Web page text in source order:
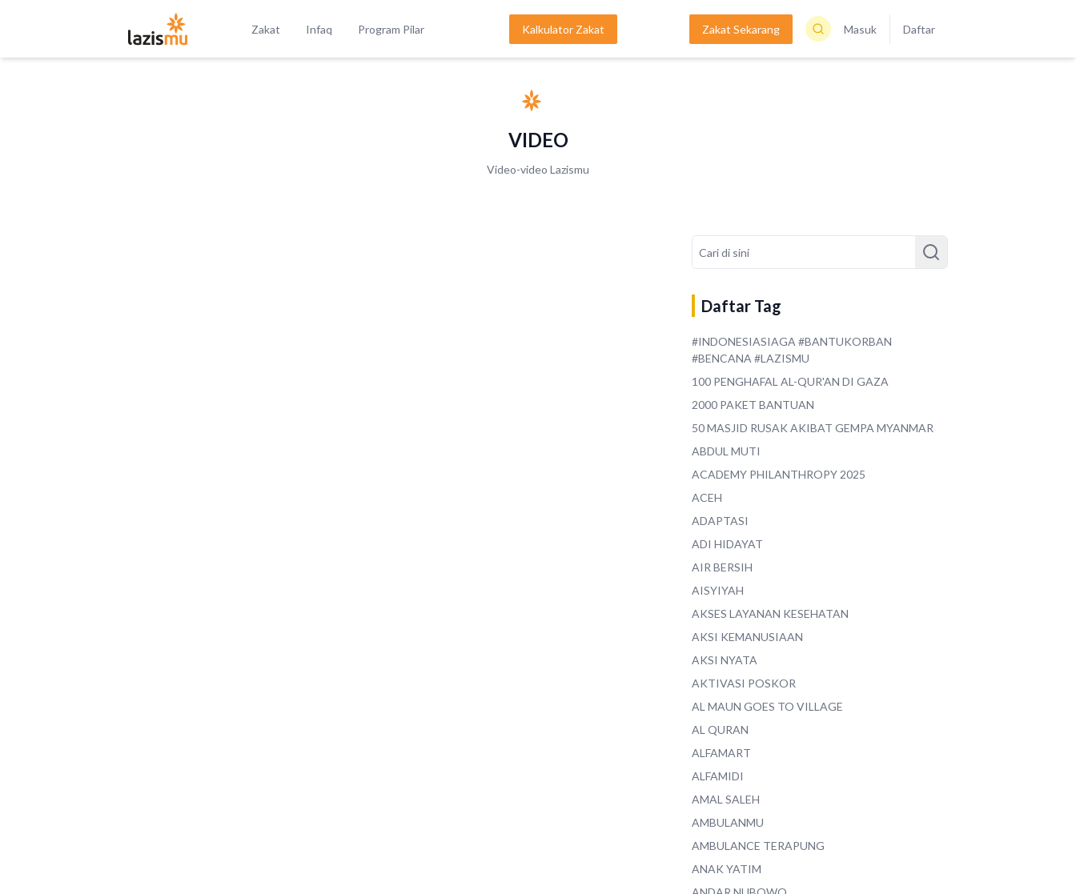
Zakat Infaq Program Pilar Kalkulator Zakat Zakat Sekarang Masuk Daftar
VIDEO
Video-video Lazismu
Daftar Tag
#INDONESIASIAGA #BANTUKORBAN
#BENCANA #LAZISMU
100 PENGHAFAL AL-QUR'AN DI GAZA
2000 PAKET BANTUAN
50 MASJID RUSAK AKIBAT GEMPA MYANMAR
ABDUL MUTI
ACADEMY PHILANTHROPY 2025
ACEH
ADAPTASI
ADI HIDAYAT
AIR BERSIH
AISYIYAH
AKSES LAYANAN KESEHATAN
AKSI KEMANUSIAAN
AKSI NYATA
AKTIVASI POSKOR
AL MAUN GOES TO VILLAGE
AL QURAN
ALFAMART
ALFAMIDI
AMAL SALEH
AMBULANMU
AMBULANCE TERAPUNG
ANAK YATIM